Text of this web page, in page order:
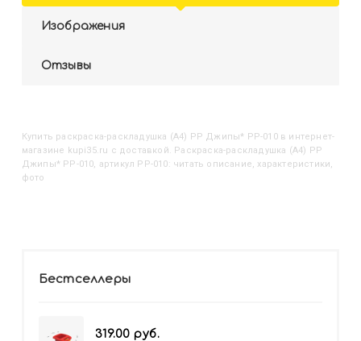
Изображения
Отзывы
Купить Раскраска-раскладушка (А4) РР Джипы* РР-010в интернет-
магазине kupi35.ru с доставкой. Раскраска-раскладушка (А4) РР
Джипы* РР-010, артикул РР-010: читать описание, характеристики,
фото
Бестселлеры
319.00 руб.